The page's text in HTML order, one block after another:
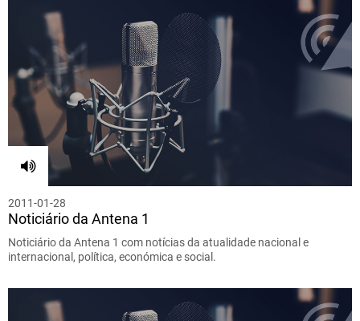
2011-01-28
Noticiário da Antena 1
Noticiário da Antena 1 com notícias da atualidade nacional e
internacional, política, económica e social.